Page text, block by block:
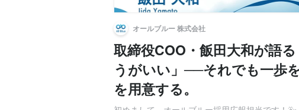
オールブルー 株式会社
取締役COO・飯田大和が語
うがいい」──それでも一歩
を用意する。